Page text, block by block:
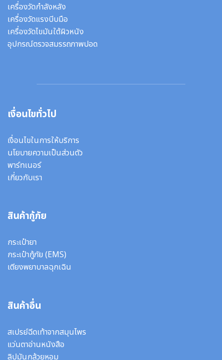
เครื่องวัดกำลังหลัง
เครื่องวัดแรงบีบมือ
เครื่องวัดไขมันใต้ผิวหนัง
อุปกรณ์ตรวจสมรรถภาพปอด
เงื่อนไขทั่วไป
เงื่อนไขในการให้บริการ
นโยบายความเป็นส่วนตัว
พาร์ทเนอร์
เกี่ยวกับเรา
สินค้ากู้ภัย
กระเป๋ายา
กระเป๋ากู้ภัย (EMS)
เตียงพยาบาลฉุกเฉิน
สินค้าอื่น
สเปรย์ฉีดเท้าจากสมุนไพร
แว่นตาอ่านหนังสือ
ลิปมันกล้วยหอม